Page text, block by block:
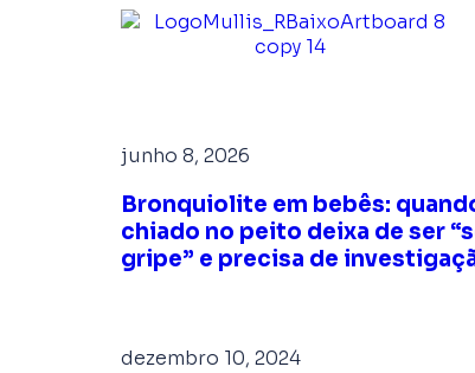
junho 8, 2026
Bronquiolite em bebês:
chiado no peito deixa de ser
gripe” e precisa de
dezembro 10, 2024